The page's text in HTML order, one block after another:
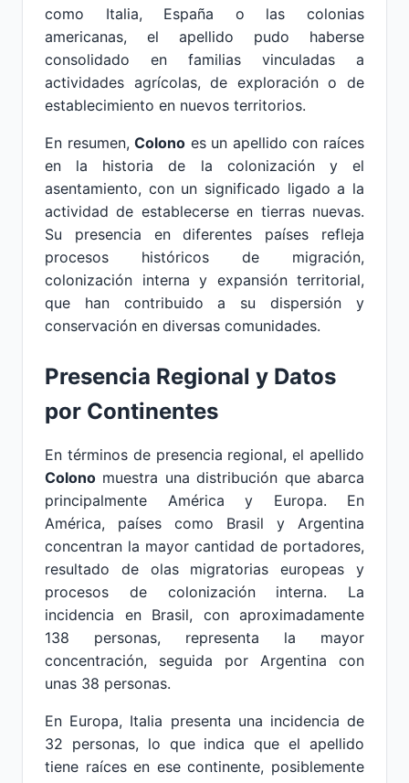
como Italia, España o las colonias
americanas, el apellido pudo haberse
consolidado en familias vinculadas a
actividades agrícolas, de exploración o de
establecimiento en nuevos territorios.
En resumen,Colono es un apellido con raíces
en la historia de la colonización y el
asentamiento, con un significado ligado a la
actividad de establecerse en tierras nuevas.
Su presencia en diferentes países refleja
procesos históricos de migración,
colonización interna y expansión territorial,
que han contribuido a su dispersión y
conservación en diversas comunidades.
Presencia Regional y Datos
por Continentes
En términos de presencia regional, el apellido
Colono muestra una distribución que abarca
principalmente América y Europa. En
América, países como Brasil y Argentina
concentran la mayor cantidad de portadores,
resultado de olas migratorias europeas y
procesos de colonización interna. La
incidencia en Brasil, con aproximadamente
138 personas, representa la mayor
concentración, seguida por Argentina con
unas 38 personas.
En Europa, Italia presenta una incidencia de
32 personas, lo que indica que el apellido
tiene raíces en ese continente, posiblemente